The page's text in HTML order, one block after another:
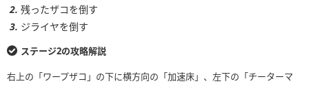
残ったザコを倒す
ジライヤを倒す
ステージ2の攻略解説
右上の「ワープザコ」の下に横方向の「加速床」、左下の「チーターマ